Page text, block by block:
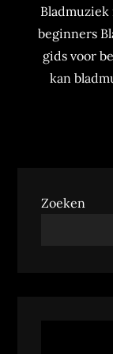
beginners
gids voor
kan
Zoeken